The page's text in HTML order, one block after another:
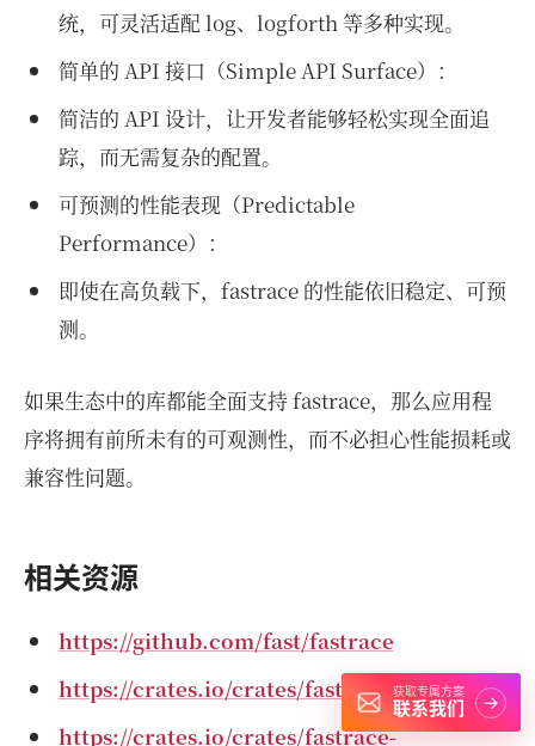
统，可灵活适配 log、logforth 等多种实现。
简单的 API 接口（Simple API Surface）：
简洁的 API 设计，让开发者能够轻松实现全面追
踪，而无需复杂的配置。
可预测的性能表现（Predictable
Performance）：
即使在高负载下，fastrace 的性能依旧稳定、可预
测。
如果生态中的库都能全面支持 fastrace，那么应用程
序将拥有前所未有的可观测性，而不必担心性能损耗或
兼容性问题。
相关资源
https://github.com/fast/fastrace
https://crates.io/crates/fastrace-jaeger
https://crates.io/crates/fastrace-
获取专属方案
联系我们 →